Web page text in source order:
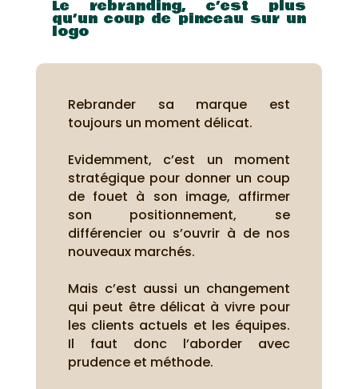
Le rebranding, c’est plus
qu’un coup de pinceau sur un
logo
Rebrander sa marque est
toujours un moment délicat.
Evidemment, c’est un moment
stratégique pour donner un coup
de fouet à son image, affirmer
son positionnement, se
différencier ou s’ouvrir à de nos
nouveaux marchés.
Mais c’est aussi un changement
qui peut être délicat à vivre pour
les clients actuels et les équipes.
Il faut donc l’aborder avec
prudence et méthode.